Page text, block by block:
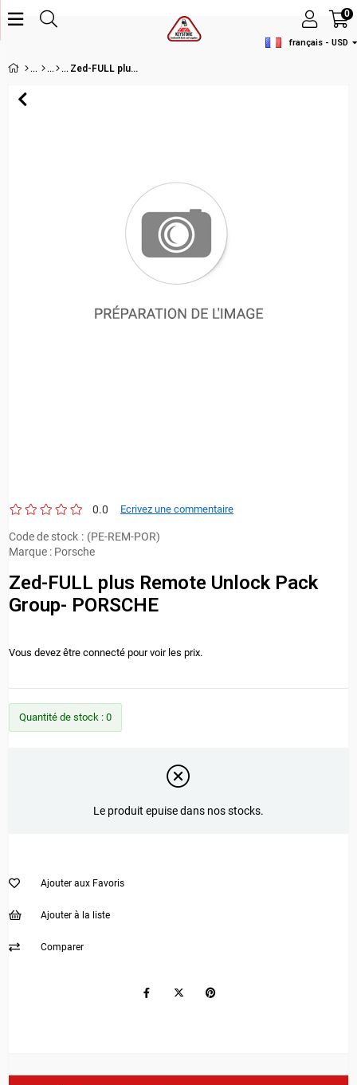
français - USD
0
Zed-FULL plus Remote Unlock Pack Group- PORSCHE
0.0 Ecrivez une commentaire
Code de stock
(PE-REM-POR)
Marque : Porsche
Zed-FULL plus Remote Unlock Pack
Group- PORSCHE
Vous devez être connecté pour voir les prix.
Quantité de stock : 0
Le produit epuise dans nos stocks.
Ajouter aux Favoris
Ajouter à la liste
Comparer